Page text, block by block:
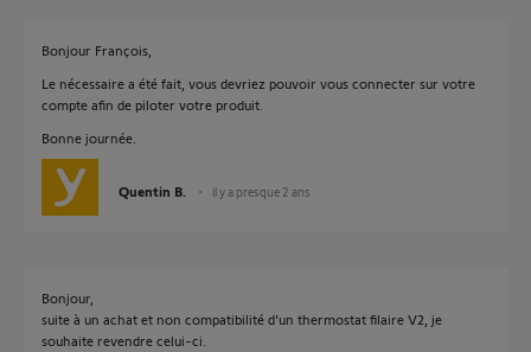
Bonjour François,
Le nécessaire a été fait, vous devriez pouvoir vous connecter sur votre
compte afin de piloter votre produit.
Bonne journée.
Quentin B. il y a presque 2 ans
Bonjour,
suite à un achat et non compatibilité d'un thermostat filaire V2, je
souhaite revendre celui-ci.